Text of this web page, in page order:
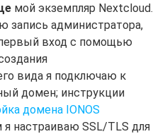
мой экземпляр Nextcloud.
запись администратора,
вход с помощью
вида я подключаю к
домен; инструкции
домена IONOS
настраиваю SSL/TLS для